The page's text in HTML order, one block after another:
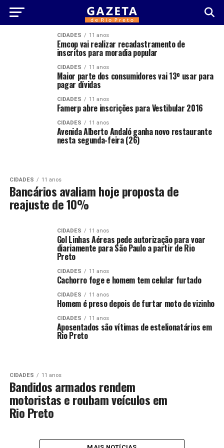
CIDADES 11 anos
Emcop vai realizar recadastramento de
inscritos para moradia popular
CIDADES 11 anos
Maior parte dos consumidores vai 13º usar para
pagar dívidas
CIDADES 11 anos
Famerp abre inscrições para Vestibular 2016
CIDADES 11 anos
Avenida Alberto Andaló ganha novo restaurante
nesta segunda-feira (26)
CIDADES 11 anos
Bancários avaliam hoje proposta de
reajuste de 10%
CIDADES 11 anos
Gol Linhas Aéreas pede autorização para voar
diariamente para São Paulo a partir de Rio
Preto
CIDADES 11 anos
Cachorro foge e homem tem celular furtado
CIDADES 11 anos
Homem é preso depois de furtar moto de vizinho
CIDADES 11 anos
Aposentados são vítimas de estelionatários em
Rio Preto
CIDADES 11 anos
Bandidos armados rendem
motoristas e roubam veículos em
Rio Preto